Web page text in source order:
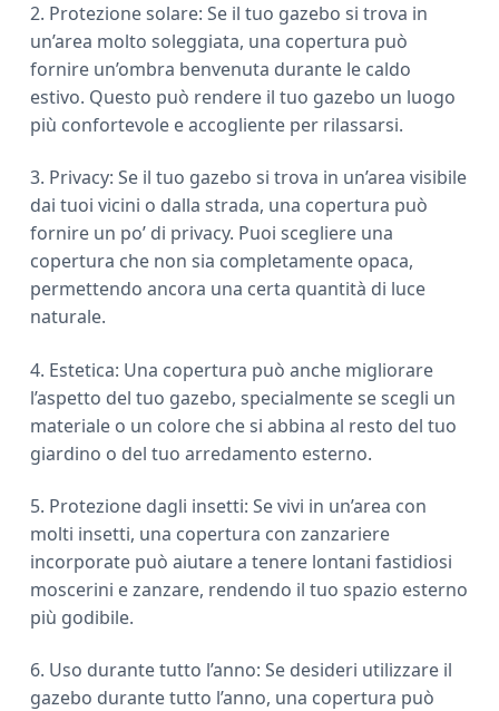
2. Protezione solare: Se il tuo gazebo si trova in
un’area molto soleggiata, una copertura può
fornire un’ombra benvenuta durante le caldo
estivo. Questo può rendere il tuo gazebo un luogo
più confortevole e accogliente per rilassarsi.
3. Privacy: Se il tuo gazebo si trova in un’area visibile
dai tuoi vicini o dalla strada, una copertura può
fornire un po’ di privacy. Puoi scegliere una
copertura che non sia completamente opaca,
permettendo ancora una certa quantità di luce
naturale.
4. Estetica: Una copertura può anche migliorare
l’aspetto del tuo gazebo, specialmente se scegli un
materiale o un colore che si abbina al resto del tuo
giardino o del tuo arredamento esterno.
5. Protezione dagli insetti: Se vivi in un’area con
molti insetti, una copertura con zanzariere
incorporate può aiutare a tenere lontani fastidiosi
moscerini e zanzare, rendendo il tuo spazio esterno
più godibile.
6. Uso durante tutto l’anno: Se desideri utilizzare il
gazebo durante tutto l’anno, una copertura può